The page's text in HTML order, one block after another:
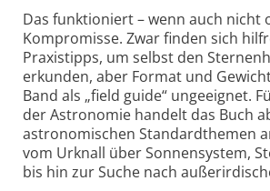
Das funktioniert – wenn auch nicht
Kompromisse. Zwar finden sich
Praxistipps, um selbst den
erkunden, aber Format und
Band als „field guide“ ungeeignet.
der Astronomie handelt das Buch
astronomischen Standard­themen
vom Urknall über Sonnensystem,
bis hin zur Suche nach